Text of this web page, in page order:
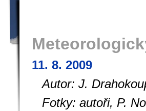
11. 8. 2009
Autor: J.
Fotky: autoři, P.